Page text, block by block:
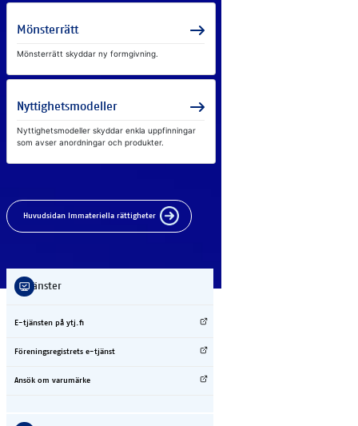
Möns­ter­rätt
Möns­ter­rätt skyd­dar ny form­giv­ning.
Nyt­tig­hets­mo­del­ler
Nyt­tig­hets­mo­del­ler skyd­dar enk­la upp­fin­ning­ar
som av­ser an­ord­ning­ar och pro­duk­ter.
Huvudsidan Immateriella rättigheter
E-tjäns­ter
E-tjäns­ten på ytj.fi
För­e­nings­re­gist­rets e-tjänst
An­sök om va­ru­mär­ke